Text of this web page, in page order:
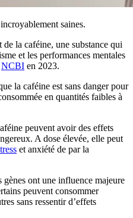
saines.
la caféine, une substance qui
et les performances mentales
NCBI en 2023.
la caféine est sans danger pour
en quantités faibles à
peuvent avoir des effets
A dose élevée, elle peut
et anxiété de par la
ont une influence majeure
peuvent consommer
sans ressentir d’effets